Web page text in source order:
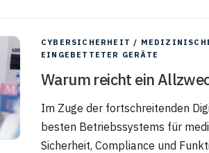
CYBERSICHERHEIT /
EINGEBETTETER GERÄTE
Warum reicht ein
Im Zuge der fortschreitenden
besten Betriebssystems für
Sicherheit, Compliance und